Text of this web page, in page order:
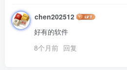
chen202512
好有的软件
8个月前 回复